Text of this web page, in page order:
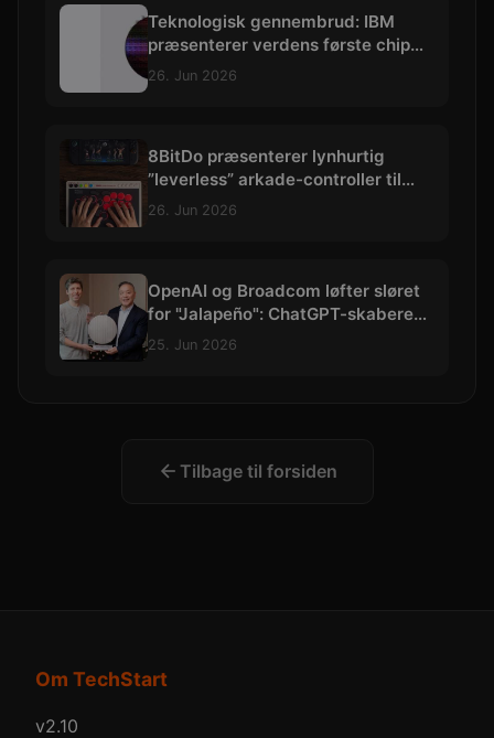
Teknologisk gennembrud: IBM
præsenterer verdens første chip
skabt med præcision under 1 nm
26. Jun 2026
8BitDo præsenterer lynhurtig
”leverless” arkade-controller til
hardcore kampspils-entusiaster
26. Jun 2026
OpenAI og Broadcom løfter sløret
for "Jalapeño": ChatGPT-skaberens
allerførste AI-chip
25. Jun 2026
Tilbage til forsiden
Om TechStart
v2.10